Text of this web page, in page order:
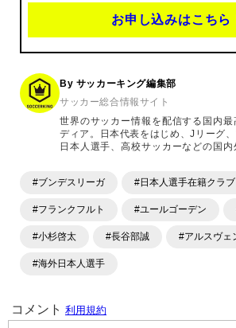
お申し込みはこちら
By サッカーキング編集部
サッカー総合情報サイト
世界のサッカー情報を配信する国内
ディア。日本代表をはじめ、Jリーグ
日本人選手、高校サッカーなどの国内
ます。「X」「Instagram」「
#ブンデスリーガ #日本人選手在籍クラブ
#フランクフルト #ユールゴーデン
#小杉啓太 #長谷部誠 #アルスヴェ
#海外日本人選手